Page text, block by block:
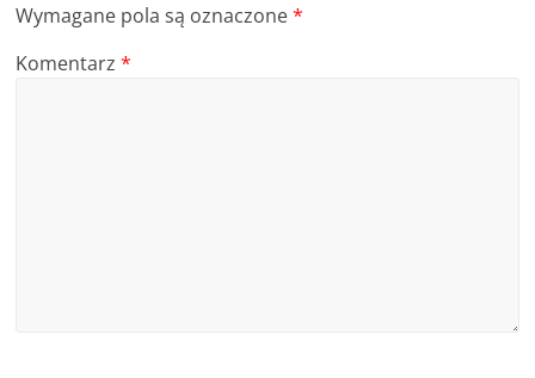
Wymagane pola są oznaczone*
Komentarz*